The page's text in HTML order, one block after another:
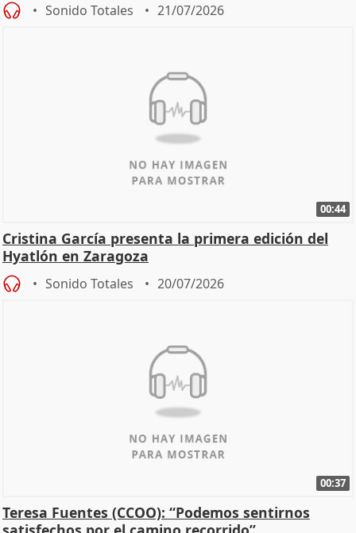
Sonido Totales 21/07/2026
00:44
Cristina García presenta la primera edición del
Hyatlón en Zaragoza
Sonido Totales 20/07/2026
00:37
Teresa Fuentes (CCOO): “Podemos sentirnos